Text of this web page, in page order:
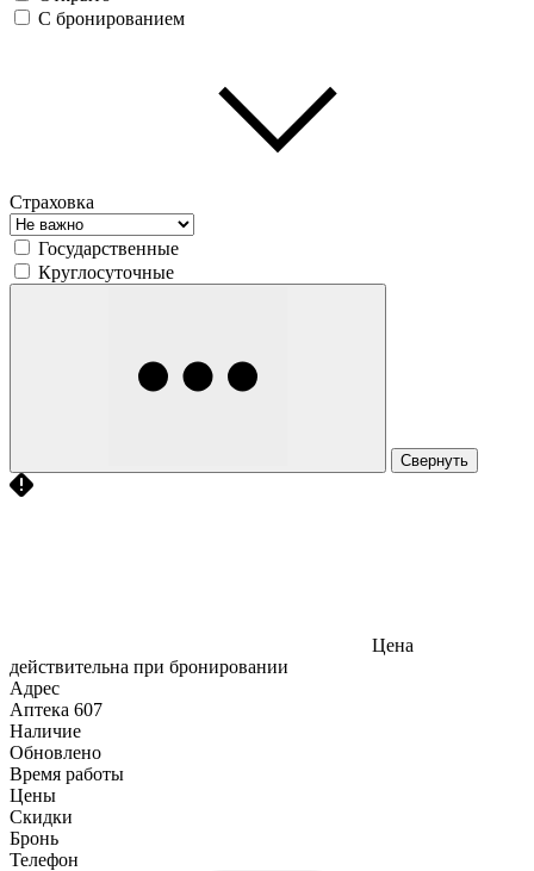
С бронированием
Страховка
Государственные
Круглосуточные
Свернуть
Цена
действительна при бронировании
Адрес
Аптека 607
Наличие
Обновлено
Время работы
Цены
Скидки
Бронь
Телефон